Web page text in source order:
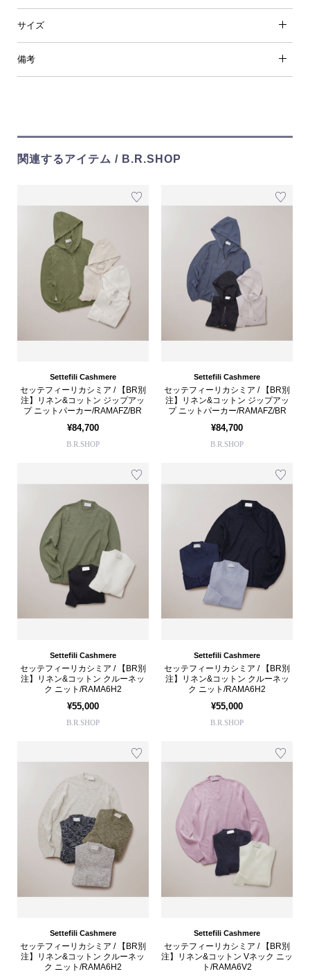
サイズ
備考
関連するアイテム / B.R.SHOP
Settefili Cashmere
セッテフィーリカシミア / 【BR別
注】リネン&コットン ジップアッ
プ ニットパーカー/RAMAFZ/BR
¥84,700
B.R.SHOP
Settefili Cashmere
セッテフィーリカシミア / 【BR別
注】リネン&コットン ジップアッ
プ ニットパーカー/RAMAFZ/BR
¥84,700
B.R.SHOP
Settefili Cashmere
セッテフィーリカシミア / 【BR別
注】リネン&コットン クルーネッ
ク ニット/RAMA6H2
¥55,000
B.R.SHOP
Settefili Cashmere
セッテフィーリカシミア / 【BR別
注】リネン&コットン クルーネッ
ク ニット/RAMA6H2
¥55,000
B.R.SHOP
Settefili Cashmere
セッテフィーリカシミア / 【BR別
注】リネン&コットン クルーネッ
ク ニット/RAMA6H2
Settefili Cashmere
セッテフィーリカシミア / 【BR別
注】リネン&コットン Vネック ニッ
ト/RAMA6V2